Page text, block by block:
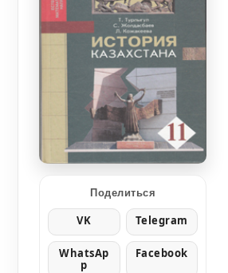
Поделиться
VK Telegram
WhatsAp
p
Facebook